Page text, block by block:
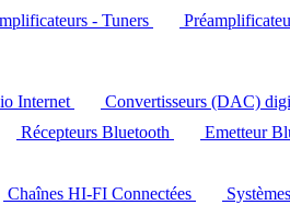
- Tuners
Internet Convertisseurs (DAC)
Récepteurs Bluetooth
Emetteur
Chaînes HI-FI Connectées